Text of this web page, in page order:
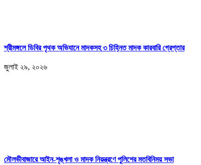
শ্রীমঙ্গলে ডিবির পৃথক অভিযানে মাদকসহ ৩ চিহ্নিত মাদক কারবারি গ্রেপ্তার
জুলাই ২৯, ২০২৬
মৌলভীবাজারে আইন-শৃঙ্খলা ও মাদক নিয়ন্ত্রণে পুলিশের মতবিনিময় সভা